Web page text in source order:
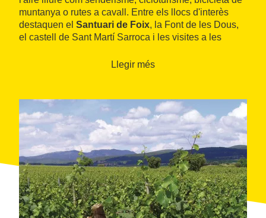
muntanya o rutes a cavall. Entre els llocs d'interès
destaquen el Santuari de Foix, la Font de les Dous,
el castell de Sant Martí Sarroca i les visites a les
Llegir més